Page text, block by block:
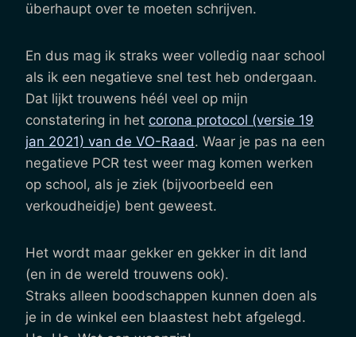
überhaupt over te moeten schrijven.
En dus mag ik straks weer volledig naar school
als ik een negatieve snel test heb ondergaan.
Dat lijkt trouwens héél veel op mijn
constatering in het corona protocol (versie 19
jan 2021) van de VO-Raad. Waar je pas na een
negatieve PCR test weer mag komen werken
op school, als je ziek (bijvoorbeeld een
verkoudheidje) bent geweest.
Het wordt maar gekker en gekker in dit land
(en in de wereld trouwens ook).
Straks alleen boodschappen kunnen doen als
je in de winkel een blaastest hebt afgelegd.